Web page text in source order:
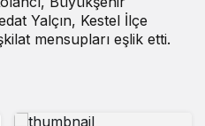
Yalçın, Kestel İlçe
mensupları eşlik etti.